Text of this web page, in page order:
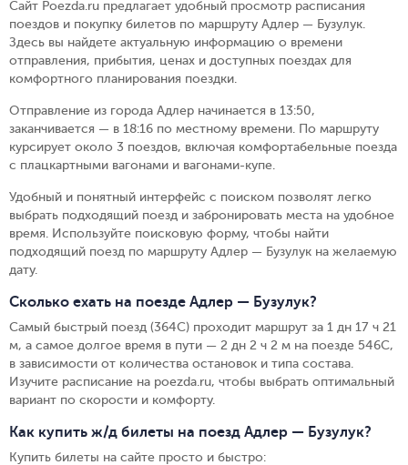
Сайт Poezda.ru предлагает удобный просмотр расписания
поездов и покупку билетов по маршруту Адлер — Бузулук.
Здесь вы найдете актуальную информацию о времени
отправления, прибытия, ценах и доступных поездах для
комфортного планирования поездки.
Отправление из города Адлер начинается в 13:50,
заканчивается — в 18:16 по местному времени. По маршруту
курсирует около 3 поездов, включая комфортабельные поезда
с плацкартными вагонами и вагонами-купе.
Удобный и понятный интерфейс с поиском позволят легко
выбрать подходящий поезд и забронировать места на удобное
время. Используйте поисковую форму, чтобы найти
подходящий поезд по маршруту Адлер — Бузулук на желаемую
дату.
Сколько ехать на поезде Адлер — Бузулук?
Самый быстрый поезд (364С) проходит маршрут за 1 дн 17 ч 21
м, а самое долгое время в пути — 2 дн 2 ч 2 м на поезде 546С,
в зависимости от количества остановок и типа состава.
Изучите расписание на poezda.ru, чтобы выбрать оптимальный
вариант по скорости и комфорту.
Как купить ж/д билеты на поезд Адлер — Бузулук?
Купить билеты на сайте просто и быстро: